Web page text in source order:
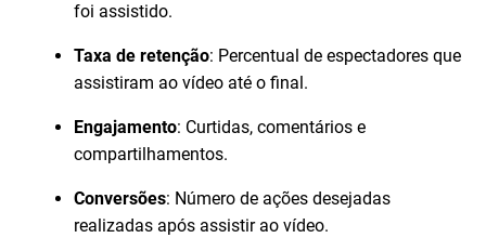
foi assistido.
Taxa de retenção: Percentual de espectadores que
assistiram ao vídeo até o final.
Engajamento: Curtidas, comentários e
compartilhamentos.
Conversões: Número de ações desejadas
realizadas após assistir ao vídeo.